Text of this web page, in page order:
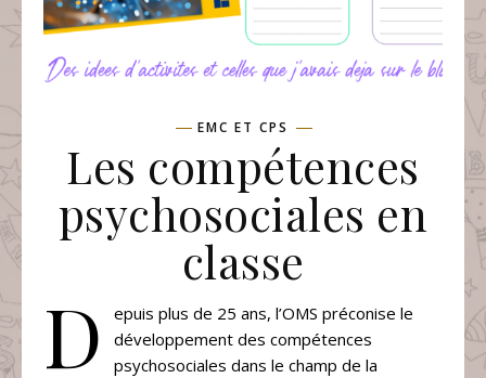
EMC ET CPS
Les compétences
psychosociales en
classe
D
epuis plus de 25 ans, l’OMS préconise le
développement des compétences
psychosociales dans le champ de la